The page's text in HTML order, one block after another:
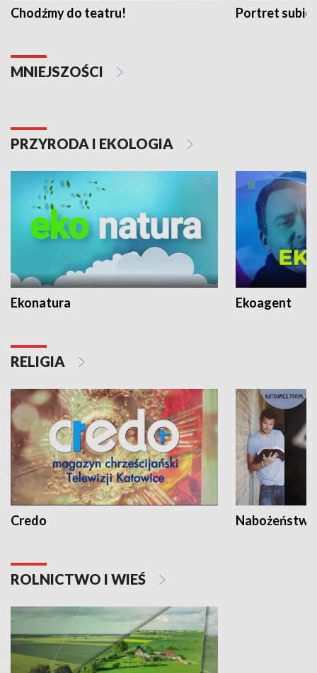
Chodźmy do teatru! Portret
MNIEJSZOŚCI
PRZYRODA I EKOLOGIA
Ekonatura Ekoagent
RELIGIA
Credo
ROLNICTWO I WIEŚ